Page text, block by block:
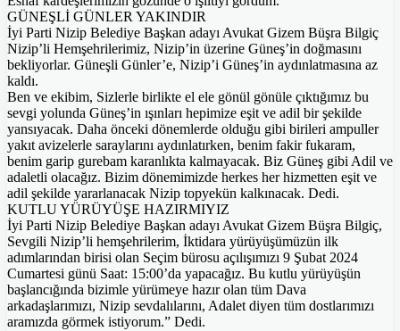
GÜNEŞLİ GÜNLER YAKINDIR
İyi Parti Nizip Belediye Başkan adayı Avukat Gizem Büşra Bilgiç
Nizip’li Hemşehrilerimiz, Nizip’in üzerine Güneş’in doğmasını
bekliyorlar. Güneşli Günler’e, Nizip’i Güneş’in aydınlatmasına az
kaldı.
Ben ve ekibim, Sizlerle birlikte el ele gönül gönüle çıktığımız bu
sevgi yolunda Güneş’in ışınları hepimize eşit ve adil bir şekilde
yansıyacak. Daha önceki dönemlerde olduğu gibi birileri ampuller
yakıt avizelerle saraylarını aydınlatırken, benim fakir fukaram,
benim garip gurebam karanlıkta kalmayacak. Biz Güneş gibi Adil ve
adaletli olacağız. Bizim dönemimizde herkes her hizmetten eşit ve
adil şekilde yararlanacak Nizip topyekün kalkınacak. Dedi.
KUTLU YÜRÜYÜŞE HAZIRMIYIZ
İyi Parti Nizip Belediye Başkan adayı Avukat Gizem Büşra Bilgiç,
Sevgili Nizip’li hemşehrilerim, İktidara yürüyüşümüzün ilk
adımlarından birisi olan Seçim bürosu açılışımızı 9 Şubat 2024
Cumartesi günü Saat: 15:00’da yapacağız. Bu kutlu yürüyüşün
başlancığında bizimle yürümeye hazır olan tüm Dava
arkadaşlarımızı, Nizip sevdalılarını, Adalet diyen tüm dostlarımızı
aramızda görmek istiyorum.” Dedi.